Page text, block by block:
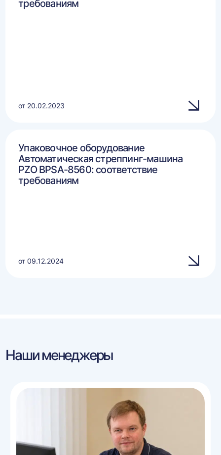
требованиям
от 20.02.2023
Упаковочное оборудование
Автоматическая стреппинг-машина
PZO BPSA-8560: соответствие
требованиям
от 09.12.2024
Наши менеджеры